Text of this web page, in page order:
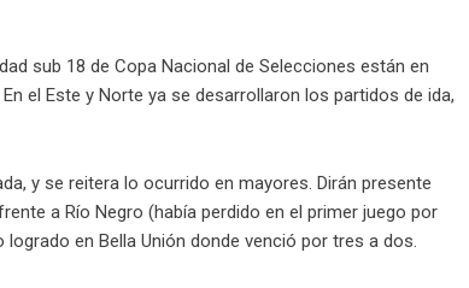
sub 18 de Copa Nacional de Selecciones están en
el Este y Norte ya se desarrollaron los partidos de ida,
y se reitera lo ocurrido en mayores. Dirán presente
a Río Negro (había perdido en el primer juego por
en Bella Unión donde venció por tres a dos.